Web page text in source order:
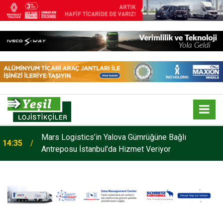
14:35
Mars Logistics’in Yalova Gümrüğüne Bağlı
Antreposu İstanbul’da Hizmet Veriyor